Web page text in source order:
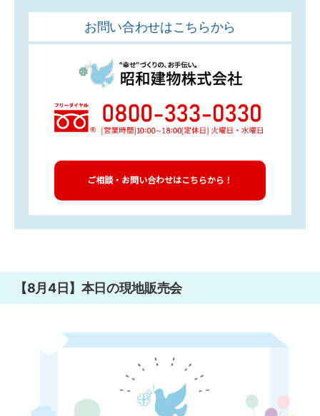
お問い合わせはこちらから
ご相談・お問い合わせはこちらから！
【8月4日】本日の現地販売会